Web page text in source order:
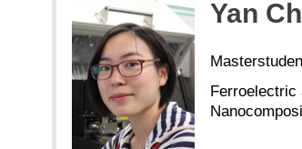
Yan
Ferroelectric